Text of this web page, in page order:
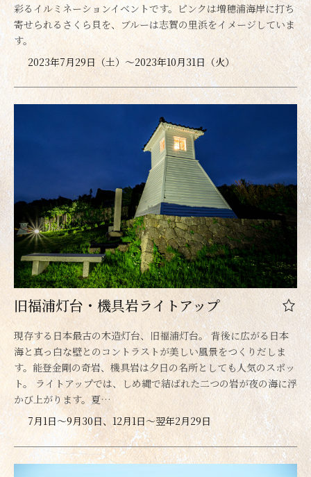
彩るイルミネーションイベントです。ピンクは増穂浦海岸に打ち
寄せられるさくら貝を、ブルーは志賀の里浜をイメージしていま
す。
2023年7月29日（土）～2023年10月31日（火）
旧福浦灯台・機具岩ライトアップ
現存する日本最古の木造灯台、旧福浦灯台。 背後に広がる日本
海と真っ白な壁とのコントラストが美しい風景をつくりだしま
す。能登金剛の奇岩、機具岩は夕日の名所としても人気のスポッ
ト。 ライトアップでは、しめ縄で結ばれた二つの岩が夜の海に浮
かび上がります。夏…
7月1日～9月30日、12月1日～翌年2月29日